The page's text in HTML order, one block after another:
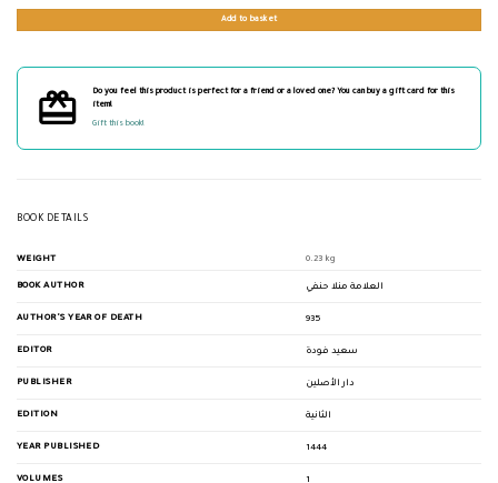
Add to basket
Do you feel this product is perfect for a friend or a loved one? You can buy a gift card for this
item!
Gift this book!
BOOK DETAILS
WEIGHT 0.23 kg
BOOK AUTHOR العلامة منلا حنفي
AUTHOR'S YEAR OF DEATH 935
EDITOR سعيد فودة
PUBLISHER دار الأصلين
EDITION الثانية
YEAR PUBLISHED 1444
VOLUMES 1